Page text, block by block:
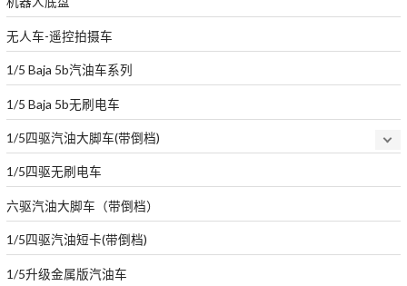
无人车-遥控拍摄车
1/5 Baja 5b汽油车系列
1/5 Baja 5b无刷电车
1/5四驱汽油大脚车(带倒档)
1/5四驱无刷电车
六驱汽油大脚车（带倒档）
1/5四驱汽油短卡(带倒档)
1/5升级金属版汽油车